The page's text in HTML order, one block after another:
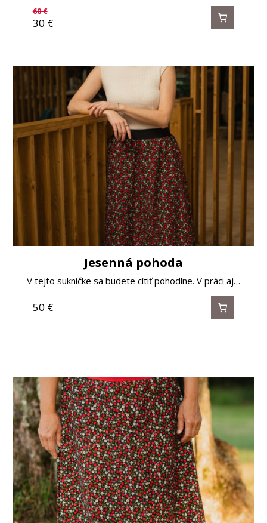
60€
30 €
Jesenná pohoda
V tejto sukničke sa budete cítiť pohodlne. V práci aj…
50 €